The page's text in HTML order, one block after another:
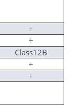
+
+
Class12B
+
+